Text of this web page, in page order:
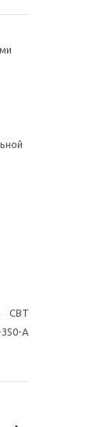
СВТ
А